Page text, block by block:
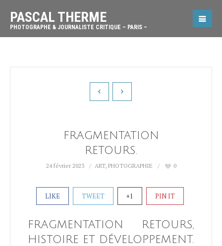
PASCAL THERME
PHOTOGRAPHE & JOURNALISTE CRITIQUE – PARIS –
FRAGMENTATION
RETOURS.
24 février 2023 ART, PHOTOGRAPHIE 0
LIKE TWEET +1 PIN IT
FRAGMENTATION RETOURS,
HISTOIRE ET DÉVELOPPEMENT.